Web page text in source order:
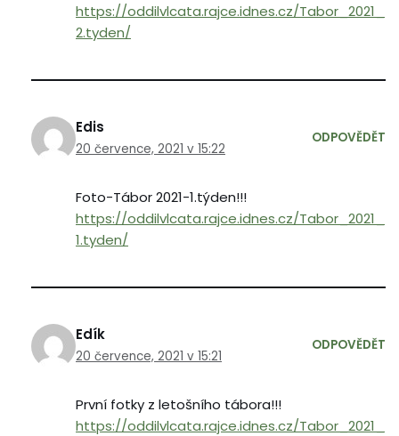
https://oddilvlcata.rajce.idnes.cz/Tabor_2021_
2.tyden/
Edis
20 července, 2021 v 15:22
ODPOVĚDĚT
Foto-Tábor 2021-1.týden!!!
https://oddilvlcata.rajce.idnes.cz/Tabor_2021_
1.tyden/
Edík
20 července, 2021 v 15:21
ODPOVĚDĚT
První fotky z letošního tábora!!!
https://oddilvlcata.rajce.idnes.cz/Tabor_2021_